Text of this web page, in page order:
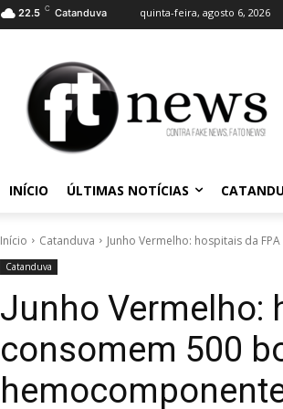
22.5 C Catanduva quinta-feira, agosto 6, 2026
INÍCIO ÚLTIMAS NOTÍCIAS
Início Catanduva Junho Vermelho: hospitais da
Catanduva
Junho Vermelho:
consomem 500